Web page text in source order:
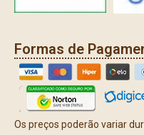
Formas de
Os preços poderão variar